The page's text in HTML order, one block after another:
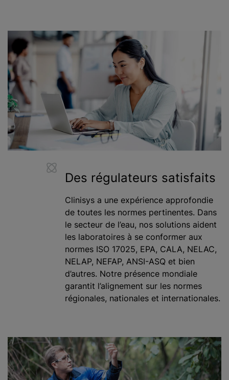
Des régulateurs satisfaits
Clinisys a une expérience approfondie
de toutes les normes pertinentes. Dans
le secteur de l’eau, nos solutions aident
les laboratoires à se conformer aux
normes ISO 17025, EPA, CALA, NELAC,
NELAP, NEFAP, ANSI-ASQ et bien
d’autres. Notre présence mondiale
garantit l’alignement sur les normes
régionales, nationales et internationales.